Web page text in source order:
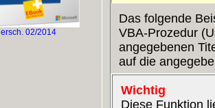
ersch. 02/2014
Das folgende
VBA-Prozedur
angegebenen
auf die
Wichtig
Diese Funktion